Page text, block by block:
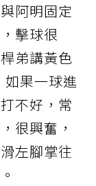
阿明固定
擊球很
弟講黃色
果一球進
不好，常
很興奮，
左腳掌往